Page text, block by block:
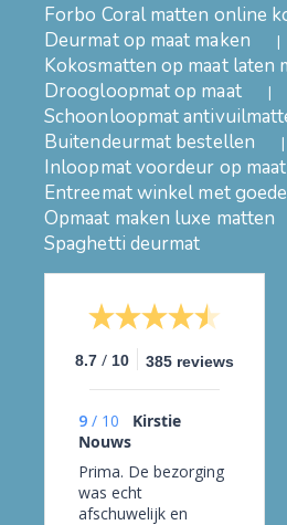
Forbo Coral matten online
Deurmat op maat maken
Kokosmatten op maat laten
Droogloopmat op maat
Schoonloopmat
Buitendeurmat bestellen
Inloopmat voordeur op maat
Entreemat winkel met
Opmaat maken luxe matten
Spaghetti deurmat
8.7 / 10 385 reviews
9 / 10
Kirstie
Nouws
Prima. De bezorging
was echt
afschuwelijk en